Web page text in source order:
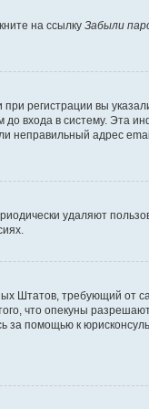
на ссылку Забыли
регистрации вы
входа в систему. Эта
неправильный адрес
удаляют
Штатов, требующий от
что опекуны
помощью к